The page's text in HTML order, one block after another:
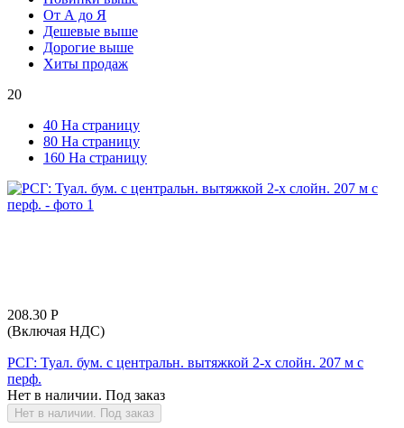
От А до Я
Дешевые выше
Дорогие выше
Хиты продаж
20
40 На страницу
80 На страницу
160 На страницу
208.30 Р
(Включая НДС)
РСГ: Туал. бум. с центральн. вытяжкой 2-х слойн. 207 м с
перф.
Нет в наличии. Под заказ
Нет в наличии. Под заказ